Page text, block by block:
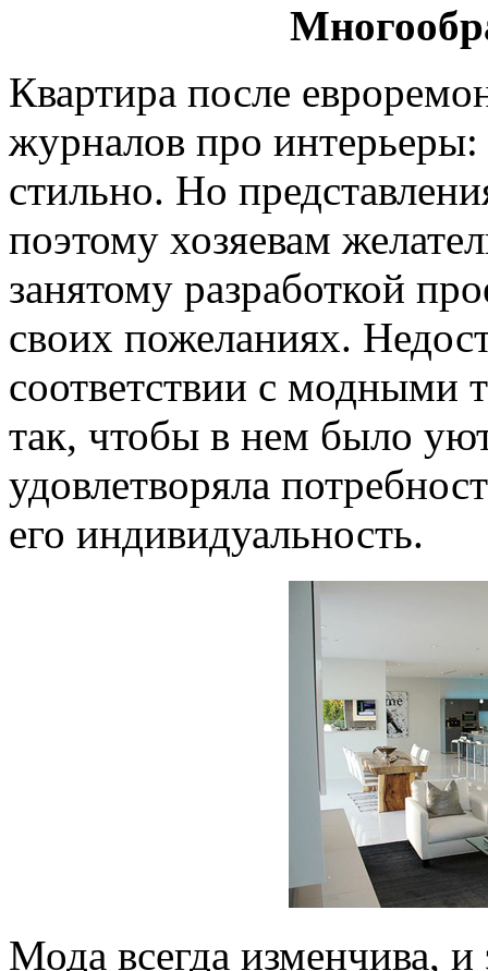
Квартира после
журналов про
стильно. Но
поэтому хозяевам
занятому разработкой
своих пожеланиях.
соответствии с модными
так, чтобы в нем было
удовлетворяла
его индивидуальность.
Мода всегда изменчива,